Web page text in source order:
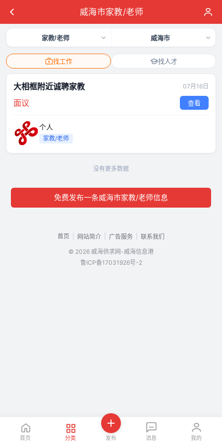
威海市家教/老师
家教/老师 威海市
找工作 找人才
大相框附近诚聘家教 07月16日
面议 查看
个人
家教/老师
没有更多数据
免费发布一条威海市家教/老师信息
首页 网站简介 广告服务
联系我们
© 2026 威海供求网-威海信息港
鲁ICP备17031926号-2
首页 分类 发布 消息 我的